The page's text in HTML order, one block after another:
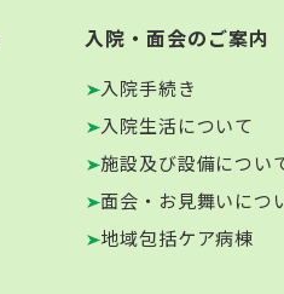
入院・面会のご案内
入院手続き
入院生活について
施設及び設備につい
面会・お見舞いにつ
地域包括ケア病棟